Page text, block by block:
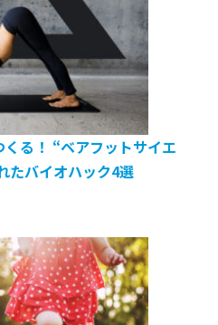
る！ “ベアフットサイエ
たバイオハック4選